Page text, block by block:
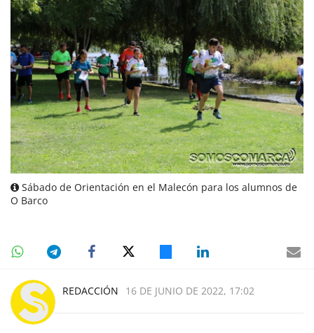
Sábado de Orientación en el Malecón para los alumnos de
O Barco
REDACCIÓN 16 DE JUNIO DE 2022, 17:02